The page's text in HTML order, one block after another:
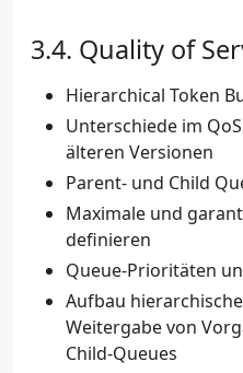
Quality of
Hierarchical Token
Unterschiede im
älteren Versionen
Parent- und Child
Maximale und
definieren
Queue-Prioritäten
Aufbau
Weitergabe von
Child-Queues